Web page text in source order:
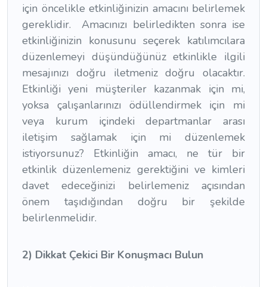
için öncelikle etkinliğinizin amacını belirlemek
gereklidir. Amacınızı belirledikten sonra ise
etkinliğinizin konusunu seçerek katılımcılara
düzenlemeyi düşündüğünüz etkinlikle ilgili
mesajınızı doğru iletmeniz doğru olacaktır.
Etkinliği yeni müşteriler kazanmak için mi,
yoksa çalışanlarınızı ödüllendirmek için mi
veya kurum içindeki departmanlar arası
iletişim sağlamak için mi düzenlemek
istiyorsunuz? Etkinliğin amacı, ne tür bir
etkinlik düzenlemeniz gerektiğini ve kimleri
davet edeceğinizi belirlemeniz açısından
önem taşıdığından doğru bir şekilde
belirlenmelidir.
2) Dikkat Çekici Bir Konuşmacı Bulun